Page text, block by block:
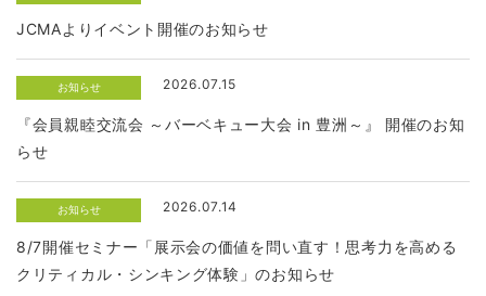
JCMAよりイベント開催のお知らせ
お知らせ 2026.07.15
『会員親睦交流会 ～バーベキュー大会 in 豊洲～』 開催のお知
らせ
お知らせ 2026.07.14
8/7開催セミナー「展示会の価値を問い直す！思考力を高める
クリティカル・シンキング体験」のお知らせ